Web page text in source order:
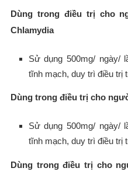
Dùng trong điều trị cho
Chlamydia
Sử dụng 500mg/ ngày/
tĩnh mạch, duy trì điều trị
Dùng trong điều trị cho
Sử dụng 500mg/ ngày/
tĩnh mạch, duy trì điều trị
Dùng trong điều trị cho